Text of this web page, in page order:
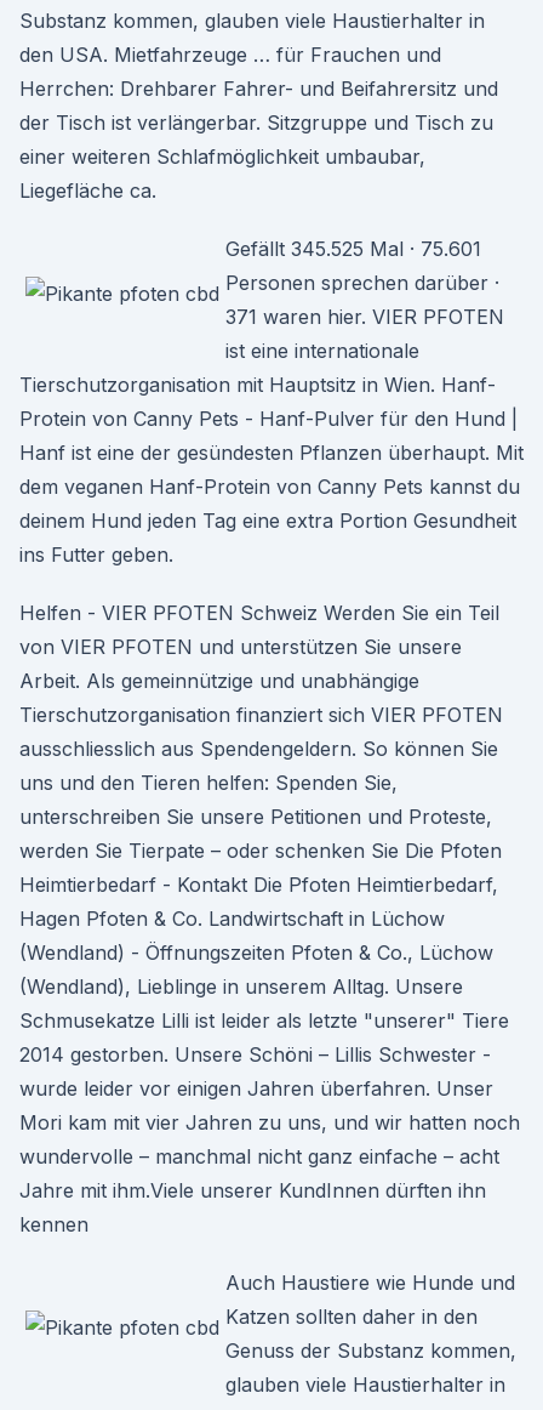
Substanz kommen, glauben viele Haustierhalter in
den USA. Mietfahrzeuge … für Frauchen und
Herrchen: Drehbarer Fahrer- und Beifahrersitz und
der Tisch ist verlängerbar. Sitzgruppe und Tisch zu
einer weiteren Schlafmöglichkeit umbaubar,
Liegefläche ca.
Gefällt 345.525 Mal · 75.601
Personen sprechen darüber ·
371 waren hier. VIER PFOTEN
ist eine internationale
Tierschutzorganisation mit Hauptsitz in Wien. Hanf-
Protein von Canny Pets - Hanf-Pulver für den Hund |
Hanf ist eine der gesündesten Pflanzen überhaupt. Mit
dem veganen Hanf-Protein von Canny Pets kannst du
deinem Hund jeden Tag eine extra Portion Gesundheit
ins Futter geben.
Helfen - VIER PFOTEN Schweiz Werden Sie ein Teil
von VIER PFOTEN und unterstützen Sie unsere
Arbeit. Als gemeinnützige und unabhängige
Tierschutzorganisation finanziert sich VIER PFOTEN
ausschliesslich aus Spendengeldern. So können Sie
uns und den Tieren helfen: Spenden Sie,
unterschreiben Sie unsere Petitionen und Proteste,
werden Sie Tierpate – oder schenken Sie Die Pfoten
Heimtierbedarf - Kontakt Die Pfoten Heimtierbedarf,
Hagen Pfoten & Co. Landwirtschaft in Lüchow
(Wendland) - Öffnungszeiten Pfoten & Co., Lüchow
(Wendland), Lieblinge in unserem Alltag. Unsere
Schmusekatze Lilli ist leider als letzte "unserer" Tiere
2014 gestorben. Unsere Schöni – Lillis Schwester -
wurde leider vor einigen Jahren überfahren. Unser
Mori kam mit vier Jahren zu uns, und wir hatten noch
wundervolle – manchmal nicht ganz einfache – acht
Jahre mit ihm.Viele unserer KundInnen dürften ihn
kennen
Auch Haustiere wie Hunde und
Katzen sollten daher in den
Genuss der Substanz kommen,
glauben viele Haustierhalter in